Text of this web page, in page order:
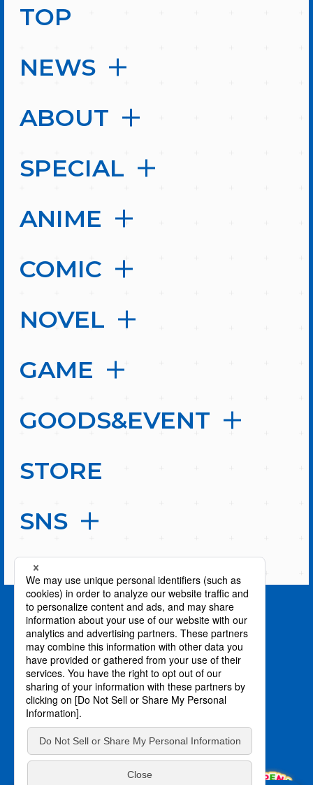
TOP
NEWS
ABOUT
SPECIAL
ANIME
COMIC
NOVEL
GAME
GOODS&EVENT
STORE
SNS
PAGE TOP
©柴・伏瀬・講談社／転スラ日記製作委員会